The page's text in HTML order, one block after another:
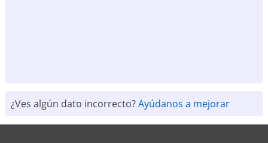
¿Ves algún dato incorrecto?Ayúdanos a mejorar